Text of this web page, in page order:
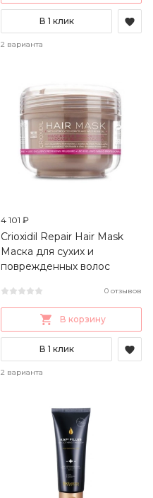
В 1 клик
2 варианта
4 101 ₽
Crioxidil Repair Hair Mask
Маска для сухих и
поврежденных волос
0 отзывов
В корзину
В 1 клик
2 варианта